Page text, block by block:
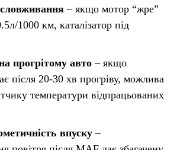
– якщо мотор “жре”
1000 км, каталізатор під
прогрітому авто – якщо
після 20-30 хв прогріву, можлива
температури відпрацьованих
впуску –